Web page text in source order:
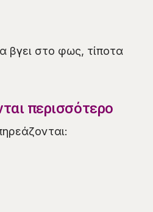
βγει στο φως, τίποτα
περισσότερο